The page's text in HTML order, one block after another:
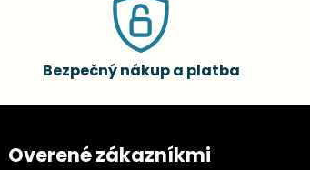
Bezpečný nákup a platba
Overené zákazníkmi